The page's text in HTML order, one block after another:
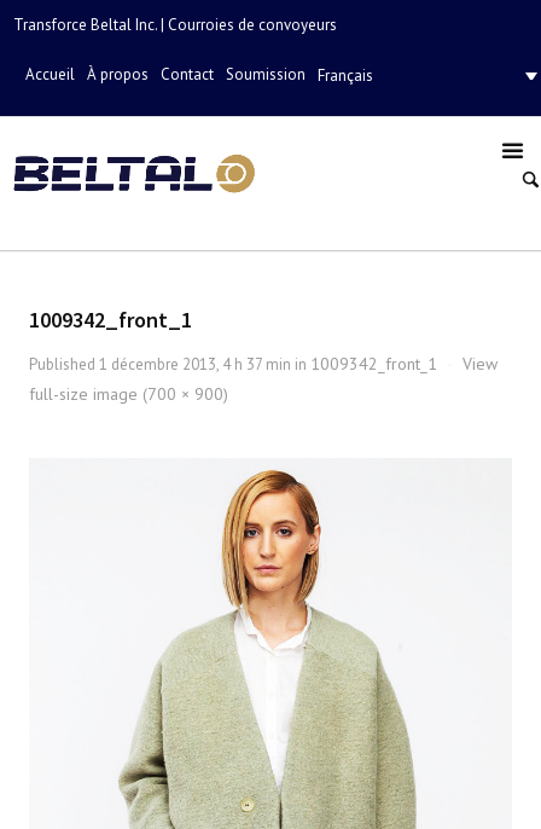
Transforce Beltal Inc. | Courroies de convoyeurs
Accueil À propos Contact Soumission Français
1009342_front_1
Published 1 décembre 2013, 4 h 37 min in 1009342_front_1
View
full-size image (700 × 900)